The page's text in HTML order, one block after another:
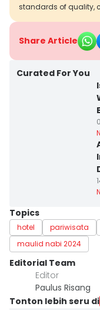
standards of quality,
Share Article
Curated For You
Topics
hotel pariwisata
maulid nabi 2024
Editorial Team
Editor
Paulus Risang
Tonton lebih seru di